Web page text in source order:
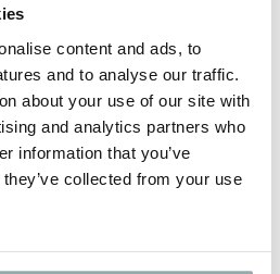
content and ads, to
and to analyse our traffic.
about your use of our site with
and analytics partners who
information that you’ve
collected from your use
krul haar altijd gehad. Na
Kan jij met product krul
april 2, 2026 om 5:09 pm-
heb ik niet.